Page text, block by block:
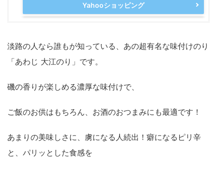
Yahooショッピング
淡路の人なら誰もが知っている、あの超有名な味付けのり
「あわじ 大江のり」です。
磯の香りが楽しめる濃厚な味付けで、
ご飯のお供はもちろん、お酒のおつまみにも最適です！
あまりの美味しさに、虜になる人続出！癖になるピリ辛
と、パリッとした食感を